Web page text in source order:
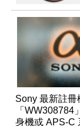
Sony 最新註冊
「WW308784
身機或 APS-C